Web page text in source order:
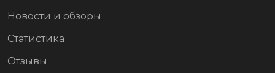
Новости и обзоры
Статистика
Отзывы